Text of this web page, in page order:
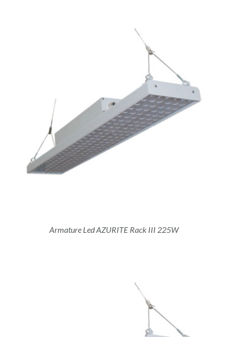
Armature Led AZURITE Rack III 225W